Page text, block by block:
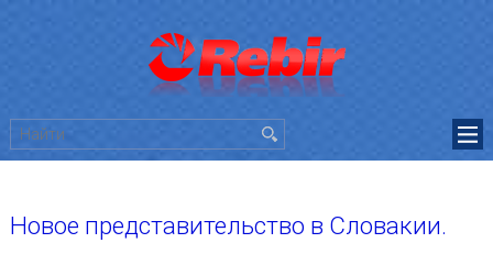
Новое представительство в Словакии.